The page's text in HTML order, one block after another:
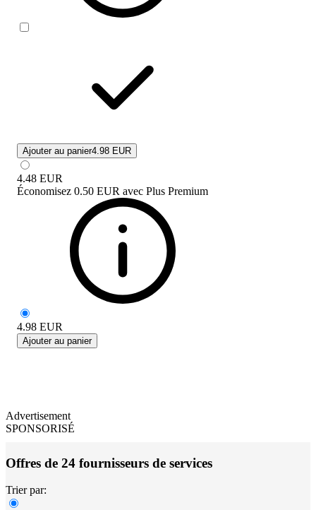
Ajouter au panier4.98 EUR
4.48 EUR
Économisez 0.50 EUR avec Plus Premium
4.98 EUR
Ajouter au panier
Advertisement
SPONSORISÉ
Offres de 24 fournisseurs de services
Trier par: